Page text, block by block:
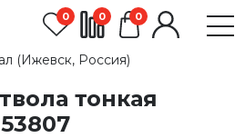
0 0 0
(Ижевск, Россия)
тонкая